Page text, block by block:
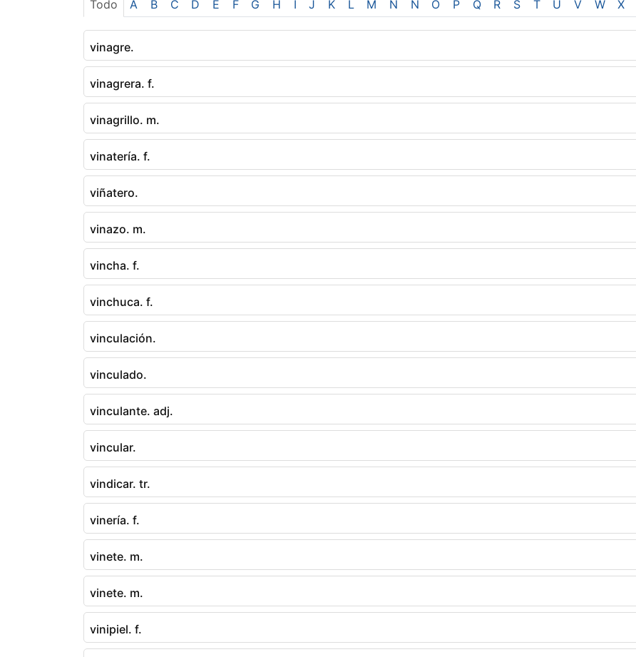
Todo A B C D E F G H I J K L M N Ñ O P Q R S T U V W X
vinagre.
vinagrera. f.
vinagrillo. m.
vinatería. f.
viñatero.
vinazo. m.
vincha. f.
vinchuca. f.
vinculación.
vinculado.
vinculante. adj.
vincular.
vindicar. tr.
vinería. f.
vinete. m.
vinete. m.
vinipiel. f.